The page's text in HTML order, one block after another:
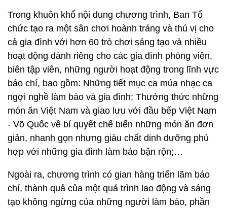
Trong khuôn khổ nội dung chương trình, Ban Tổ
chức tạo ra một sân chơi hoành tráng và thú vị cho
cả gia đình với hơn 60 trò chơi sáng tạo và nhiều
hoạt động dành riêng cho các gia đình phóng viên,
biên tập viên, những người hoạt động trong lĩnh vực
báo chí, bao gồm: Những tiết mục ca múa nhạc ca
ngợi nghề làm báo và gia đình; Thưởng thức những
món ăn Việt Nam và giao lưu với đầu bếp Việt Nam
- Võ Quốc về bí quyết chế biến những món ăn đơn
giản, nhanh gọn nhưng giàu chất dinh dưỡng phù
hợp với những gia đình làm báo bận rộn;…
Ngoài ra, chương trình có gian hàng triển lãm báo
chí, thành quả của một quá trình lao động và sáng
tạo không ngừng của những người làm báo, phần